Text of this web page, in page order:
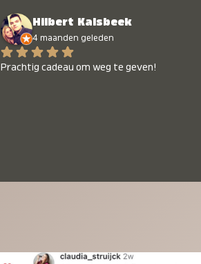
Hilbert Kalsbeek
4 maanden geleden
Prachtig cadeau om weg te geven!